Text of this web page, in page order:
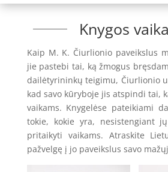
Knygos
Kaip M. K. Čiurlionio paveikslus
jie pastebi tai, ką žmogus
dailėtyrininkų teigimu, Čiurlionio
kad savo kūryboje jis atspindi tai,
vaikams. Knygelėse pateikiami
tokie, kokie yra, nesistengiant
pritaikyti vaikams. Atraskite
pažvelgę į jo paveikslus savo